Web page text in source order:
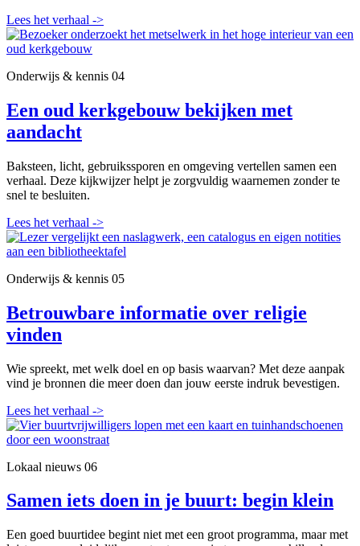
Lees het verhaal ->
Onderwijs & kennis 04
Een oud kerkgebouw bekijken met
aandacht
Baksteen, licht, gebruikssporen en omgeving vertellen samen een
verhaal. Deze kijkwijzer helpt je zorgvuldig waarnemen zonder te
snel te besluiten.
Lees het verhaal ->
Onderwijs & kennis 05
Betrouwbare informatie over religie
vinden
Wie spreekt, met welk doel en op basis waarvan? Met deze aanpak
vind je bronnen die meer doen dan jouw eerste indruk bevestigen.
Lees het verhaal ->
Lokaal nieuws 06
Samen iets doen in je buurt: begin klein
Een goed buurtidee begint niet met een groot programma, maar met